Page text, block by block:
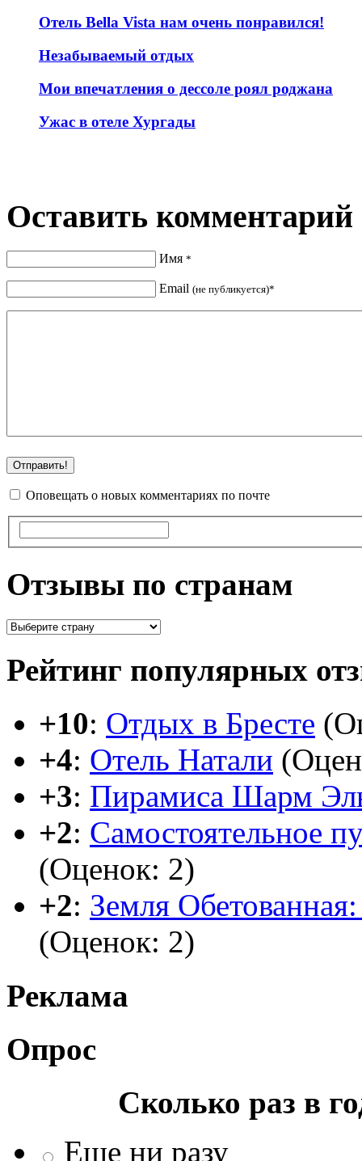
Отель Bella Vista нам очень понравился!
Незабываемый отдых
Мои впечатления о дессоле роял роджана
Ужас в отеле Хургады
Оставить комментарий
Имя *
Email (не публикуется)*
Оповещать о новых комментариях по почте
Отзывы по странам
Рейтинг популярных
+10: Отдых в Бресте
+4: Отель Натали
+3: Пирамиса Шарм
+2: Самостоятельное
(Оценок: 2)
+2: Земля
(Оценок: 2)
Реклама
Опрос
Сколько раз в
Еще ни разу